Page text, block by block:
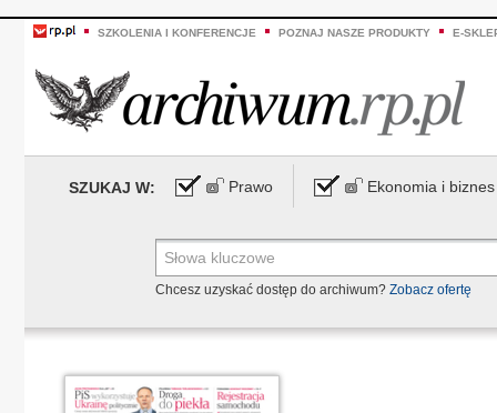
SZKOLENIA I KONFERENCJE POZNAJ NASZE PRODUKTY E-
SZUKAJ W: Prawo Ekonomia i biznes
Chcesz uzyskać dostęp do archiwum? Zobacz ofertę